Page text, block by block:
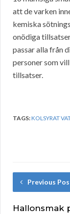
att de varken
kemiska
onödiga
passar alla från
personer som
tillsatser.
TAGS:KOLSYRAT
Previous
Hallonsmak